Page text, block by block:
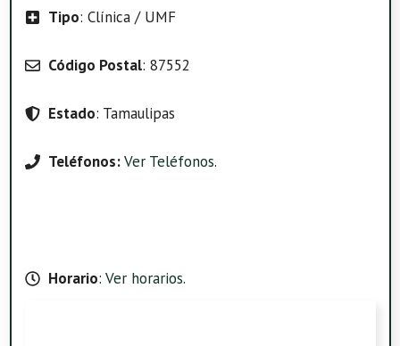
Tipo: Clínica / UMF
Código Postal: 87552
Estado: Tamaulipas
Teléfonos:Ver Teléfonos.
Horario: Ver horarios.